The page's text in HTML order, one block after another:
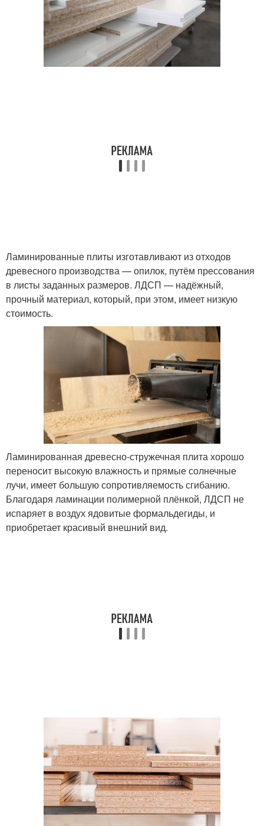
Ламинированные плиты изготавливают из отходов
древесного производства — опилок, путём прессования
в листы заданных размеров. ЛДСП — надёжный,
прочный материал, который, при этом, имеет низкую
стоимость.
Ламинированная древесно-стружечная плита хорошо
переносит высокую влажность и прямые солнечные
лучи, имеет большую сопротивляемость сгибанию.
Благодаря ламинации полимерной плёнкой, ЛДСП не
испаряет в воздух ядовитые формальдегиды, и
приобретает красивый внешний вид.